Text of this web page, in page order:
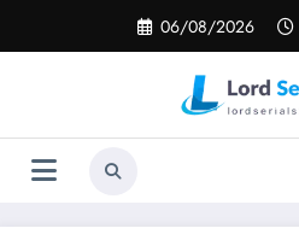
o
06/08/2026